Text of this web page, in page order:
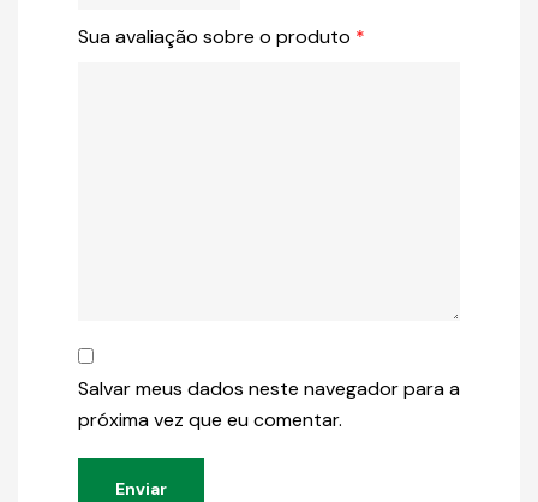
Sua avaliação sobre o produto *
Salvar meus dados neste navegador para a
próxima vez que eu comentar.